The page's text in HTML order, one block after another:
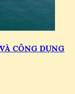
CÔNG DỤNG